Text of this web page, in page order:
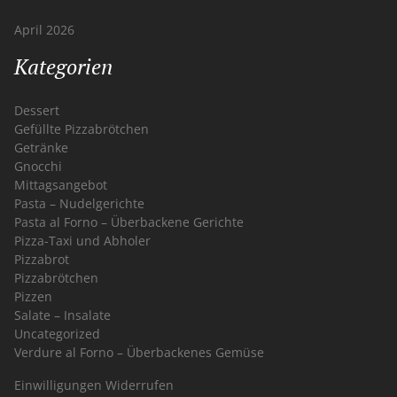
April 2026
Kategorien
Dessert
Gefüllte Pizzabrötchen
Getränke
Gnocchi
Mittagsangebot
Pasta – Nudelgerichte
Pasta al Forno – Überbackene Gerichte
Pizza-Taxi und Abholer
Pizzabrot
Pizzabrötchen
Pizzen
Salate – Insalate
Uncategorized
Verdure al Forno – Überbackenes Gemüse
Einwilligungen Widerrufen